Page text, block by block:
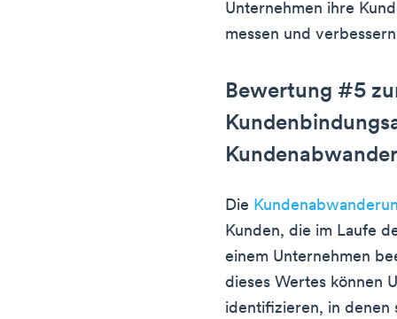
Unternehmen ihre
messen und
Bewertung #5
Die
Kunden, die im Laufe
einem Unternehmen
dieses Wertes können
identifizieren, in denen